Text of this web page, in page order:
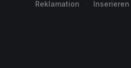
Reklamation Inserieren